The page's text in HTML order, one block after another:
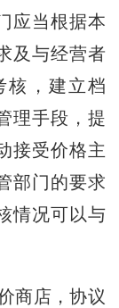
应当根据本
及与经营者
核，建立档
理手段，提
接受价格主
部门的要求
情况可以与
商店，协议